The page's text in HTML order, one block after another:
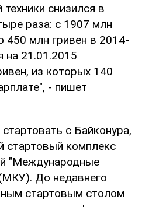
снизился в
раза: с 1907 млн
450 млн гривен в 2014-
на 21.01.2015
из которых 140
- пишет
с Байконура,
стартовый комплекс
"Международные
До недавнего
стартовым столом